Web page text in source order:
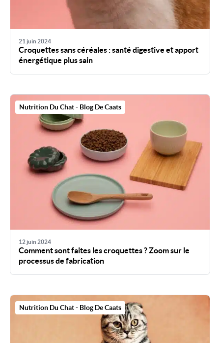
21 juin 2024
Croquettes sans céréales : santé digestive et apport
énergétique plus sain
Nutrition Du Chat - Blog De Caats
12 juin 2024
Comment sont faites les croquettes ? Zoom sur le
processus de fabrication
Nutrition Du Chat - Blog De Caats